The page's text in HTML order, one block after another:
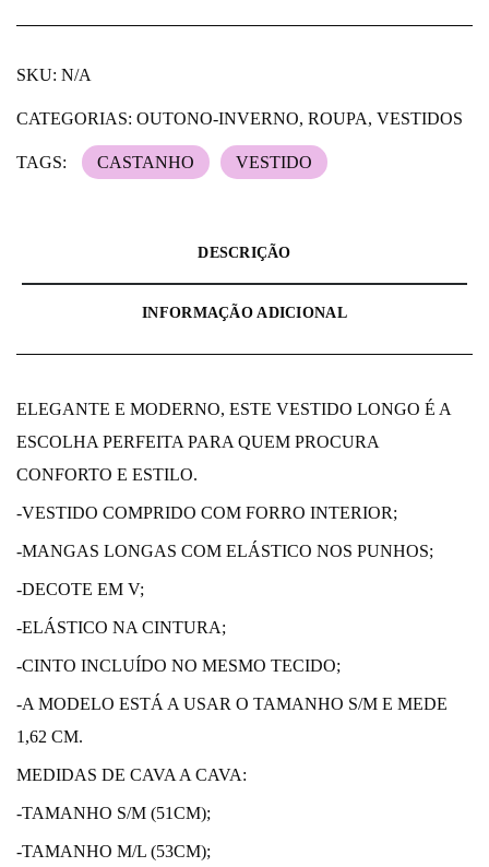
SKU: N/A
CATEGORIAS: OUTONO-INVERNO, ROUPA, VESTIDOS
TAGS: CASTANHO VESTIDO
DESCRIÇÃO
INFORMAÇÃO ADICIONAL
ELEGANTE E MODERNO, ESTE VESTIDO LONGO É A
ESCOLHA PERFEITA PARA QUEM PROCURA
CONFORTO E ESTILO.
-VESTIDO COMPRIDO COM FORRO INTERIOR;
-MANGAS LONGAS COM ELÁSTICO NOS PUNHOS;
-DECOTE EM V;
-ELÁSTICO NA CINTURA;
-CINTO INCLUÍDO NO MESMO TECIDO;
-A MODELO ESTÁ A USAR O TAMANHO S/M E MEDE
1,62 CM.
MEDIDAS DE CAVA A CAVA:
-TAMANHO S/M (51CM);
-TAMANHO M/L (53CM);